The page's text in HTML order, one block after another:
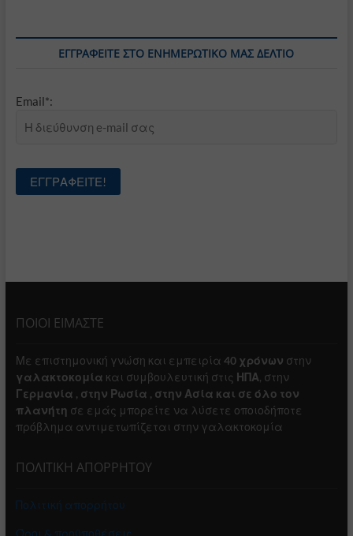
ΕΓΓΡΑΦΕΊΤΕ ΣΤΟ ΕΝΗΜΕΡΩΤΙΚΌ ΜΑΣ ΔΕΛΤΊΟ
Email*:
ΠΟΙΟΙ ΕΙΜΑΣΤΕ
Με επιστημονική γνώση και εμπειρία 40 χρόνων στην
γαλακτοκομία και συμβουλευτική στις ΗΠΑ, στην
Γερμανία , στην Ρωσία , στην Ασία και σε όλο τον
πλανήτη σε εμάς μπορείτε να λύσετε οποιοδήποτε
πρόβλημα αντιμετωπίζεται στην γαλακτοκομία
ΠΟΛΙΤΙΚΗ ΑΠΟΡΡΗΤΟΥ
Πολιτική απορρήτου